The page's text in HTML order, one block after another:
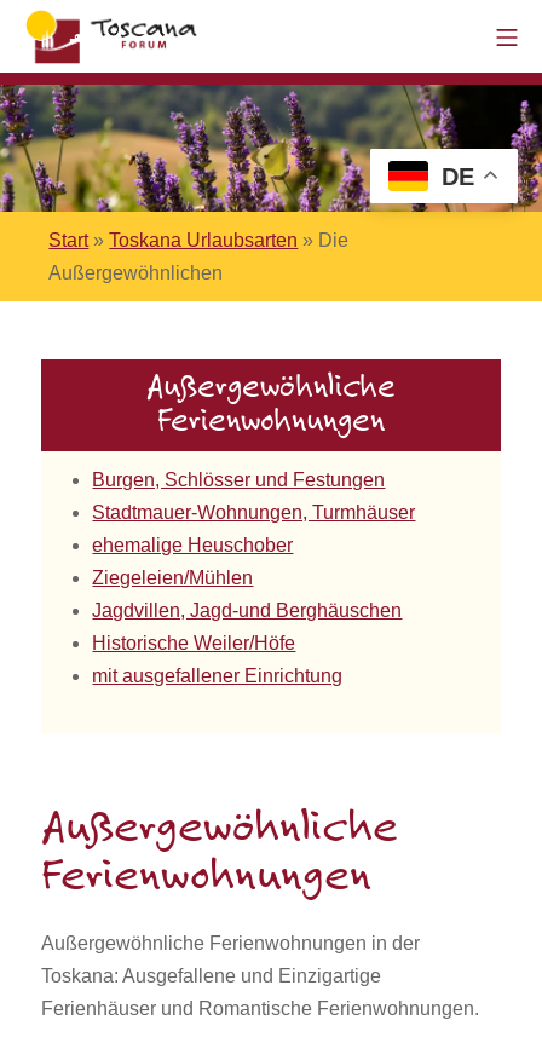
Start»Toskana Urlaubsarten » Die
Außergewöhnlichen
Außergewöhnliche
Ferienwohnungen
Burgen, Schlösser und Festungen
Stadtmauer-Wohnungen, Turmhäuser
ehemalige Heuschober
Ziegeleien/Mühlen
Jagdvillen, Jagd-und Berghäuschen
Historische Weiler/Höfe
mit ausgefallener Einrichtung
Außergewöhnliche
Ferienwohnungen
Außergewöhnliche Ferienwohnungen in der
Toskana: Ausgefallene und Einzigartige
Ferienhäuser und Romantische Ferienwohnungen.
DE